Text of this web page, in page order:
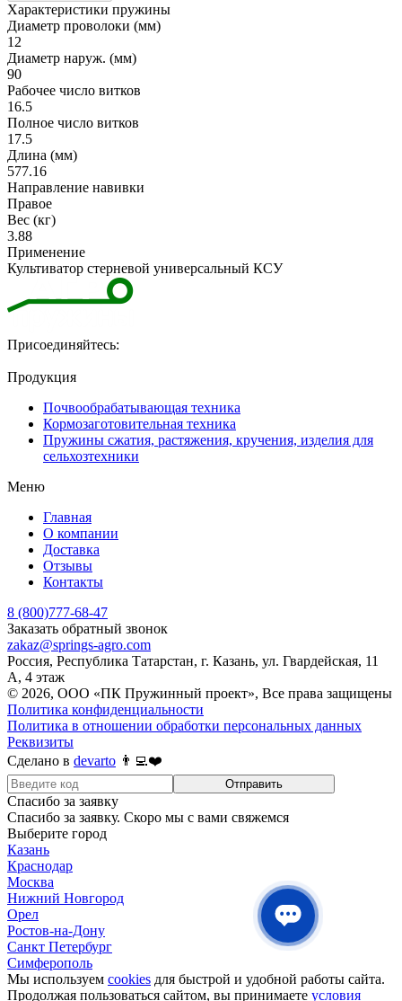
Характеристики пружины
Диаметр проволоки (мм)
12
Диаметр наруж. (мм)
90
Рабочее число витков
16.5
Полное число витков
17.5
Длина (мм)
577.16
Направление навивки
Правое
Вес (кг)
3.88
Применение
Культиватор стерневой универсальный КСУ
Присоединяйтесь:
Продукция
Почвообрабатывающая техника
Кормозаготовительная техника
Пружины сжатия, растяжения, кручения, изделия для
сельхозтехники
Меню
Главная
О компании
Доставка
Отзывы
Контакты
8 (800)777-68-47
Заказать обратный звонок
zakaz@springs-agro.com
Россия, Республика Татарстан, г. Казань, ул. Гвардейская, 11
А, 4 этаж
© 2026, ООО «ПК Пружинный проект», Все права защищены
Политика конфиденциальности
Политика в отношении обработки персональных данных
Реквизиты
Сделано в devarto 👨‍💻❤️
Отправить
Спасибо за заявку
Спасибо за заявку. Скоро мы с вами свяжемся
Выберите город
Казань
Краснодар
Москва
Нижний Новгород
Орел
Ростов-на-Дону
Санкт Петербург
Симферополь
Мы используем cookies для быстрой и удобной работы сайта.
Продолжая пользоваться сайтом, вы принимаете условия